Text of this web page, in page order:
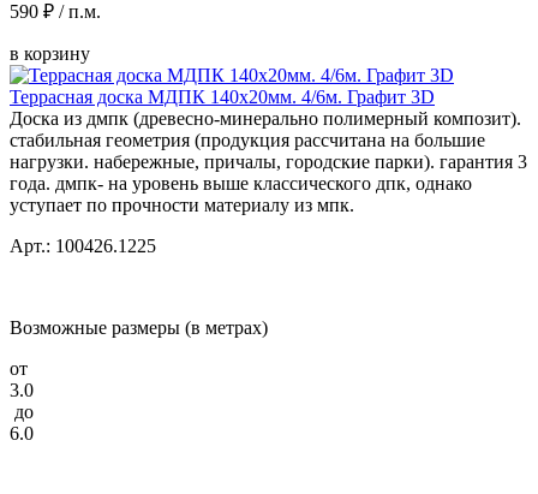
590 ₽ / п.м.
в корзину
Террасная доска МДПК 140x20мм. 4/6м. Графит 3D
Доска из дмпк (древесно-минерально полимерный композит).
стабильная геометрия (продукция рассчитана на большие
нагрузки. набережные, причалы, городские парки). гарантия 3
года. дмпк- на уровень выше классического дпк, однако
уступает по прочности материалу из мпк.
Арт.: 100426.1225
Возможные размеры (в метрах)
от
3.0
до
6.0